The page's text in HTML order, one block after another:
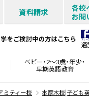
資料請求
各校
お問
をご検討中の方はこちら
通
ベビー・2～3歳・年少・
早期英語教育
ミティー校
本厚木校|子ども